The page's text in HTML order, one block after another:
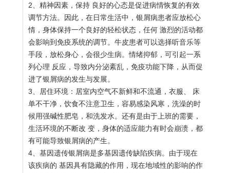
2、精神因素，保持 良好的心态是促进病情恢复的有效
调节方法。因此，在日常生活中，银屑病患者应放松心
情，身体保持一个良好的轻松状态，任何 激烈的活动都
会影响到免疫系统的调节。牛皮患者可以选择听音乐等
手段，放松身心，会很少生病。情绪抑郁，可引起一系
列心理 反应，导致内分泌紊乱，免疫功能下降，从而促
进了银屑病的发生与发展。
3、居住环境：居室内空气不新鲜和不流通，衣服、 床
单不干净，饮食不注意卫生，容易感染风寒，洗澡的时
候用强碱性肥皂，和洗发水。还有是由于上班的需要，
生活环境的不断改 变，身体的适应能力有时会崩溃，都
有可能导致银屑病的产生。
4、基因遗传银屑病是多基因遗传缺陷疾病。由于现在
该疾病的 基因具有隐藏的作用，现在地域性的影响的作